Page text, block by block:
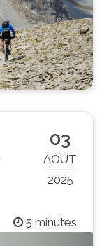
03
AOÛT
2025
5 minutes